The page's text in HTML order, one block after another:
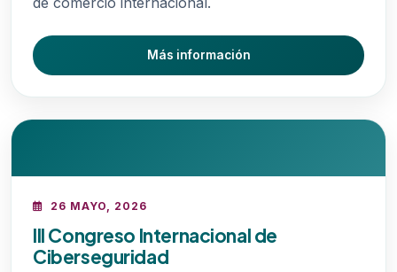
Más información
26 MAYO, 2026
III Congreso Internacional de
Ciberseguridad